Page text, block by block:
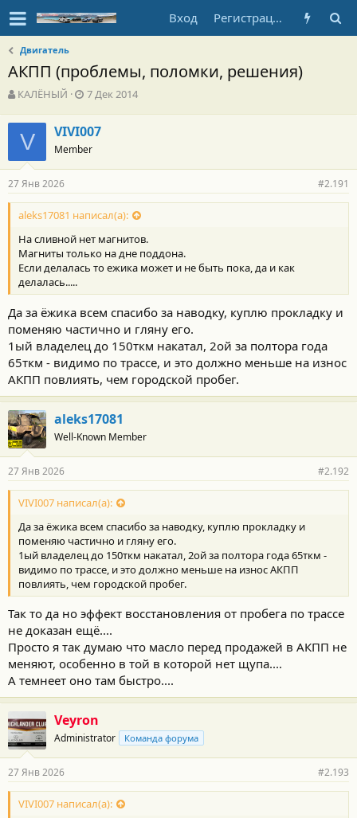
Вход Регистрация
Двигатель
АКПП (проблемы, поломки, решения)
А
т
о
т
е
м
ы
КАЛЁНЫЙ
Д
а
н
а
л
а
7 Дек 2014
V VIVI007
Member
27 Янв 2026 #2.191
aleks17081 написал(а):
На сливной нет магнитов.
Магниты только на дне поддона.
Если делалась то ежика может и не быть пока, да и как
делалась.....
Да за ёжика всем спасибо за наводку, куплю прокладку и
поменяю частично и гляну его.
1ый владелец до 150ткм накатал, 2ой за полтора года
65ткм - видимо по трассе, и это должно меньше на износ
АКПП повлиять, чем городской пробег.
aleks17081
Well-Known Member
27 Янв 2026 #2.192
VIVI007 написал(а):
Да за ёжика всем спасибо за наводку, куплю прокладку и
поменяю частично и гляну его.
1ый владелец до 150ткм накатал, 2ой за полтора года 65ткм -
видимо по трассе, и это должно меньше на износ АКПП
повлиять, чем городской пробег.
Так то да но эффект восстановления от пробега по трассе
не доказан ещё....
Просто я так думаю что масло перед продажей в АКПП не
меняют, особенно в той в которой нет щупа....
А темнеет оно там быстро....
Veyron
Administrator Команда форума
27 Янв 2026 #2.193
VIVI007 написал(а):